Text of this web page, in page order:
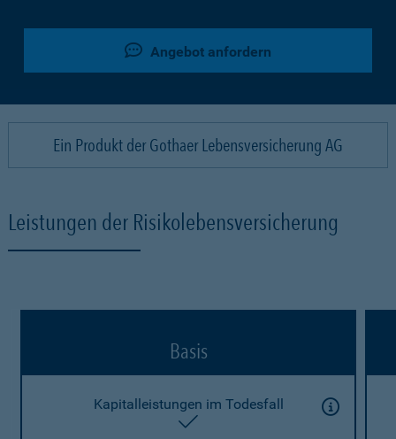
Angebot anfordern
Ein Produkt der Gothaer Lebensversicherung AG
Leistungen der Risikolebensversicherung
Basis
Kapitalleistungen im Todesfall